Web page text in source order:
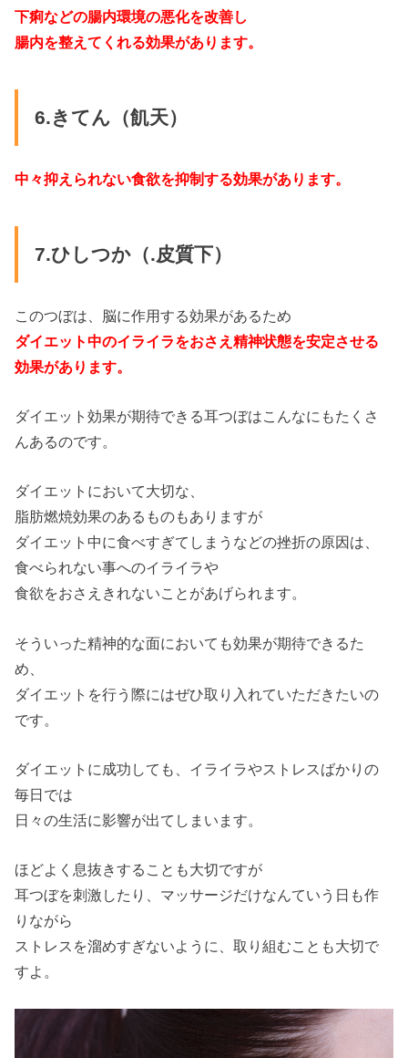
下痢などの腸内環境の悪化を改善し
腸内を整えてくれる効果があります。
6.きてん（飢天）
中々抑えられない食欲を抑制する効果があります。
7.ひしつか（.皮質下）
このつぼは、脳に作用する効果があるため
ダイエット中のイライラをおさえ精神状態を安定させる
効果があります。
ダイエット効果が期待できる耳つぼはこんなにもたくさ
んあるのです。
ダイエットにおいて大切な、
脂肪燃焼効果のあるものもありますが
ダイエット中に食べすぎてしまうなどの挫折の原因は、
食べられない事へのイライラや
食欲をおさえきれないことがあげられます。
そういった精神的な面においても効果が期待できるた
め、
ダイエットを行う際にはぜひ取り入れていただきたいの
です。
ダイエットに成功しても、イライラやストレスばかりの
毎日では
日々の生活に影響が出てしまいます。
ほどよく息抜きすることも大切ですが
耳つぼを刺激したり、マッサージだけなんていう日も作
りながら
ストレスを溜めすぎないように、取り組むことも大切で
すよ。